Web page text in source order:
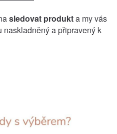
sledovat produkta my vás
naskladněný a připravený k